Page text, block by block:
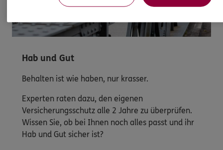
Hab und Gut
Behalten ist wie haben, nur krasser.
Experten raten dazu, den eigenen
Versicherungsschutz alle 2 Jahre zu überprüfen.
Wissen Sie, ob bei Ihnen noch alles passt und ihr
Hab und Gut sicher ist?